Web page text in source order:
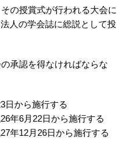
の授賞式が行われる大会に
人の学会誌に総説として投
承認を得なければならな
から施行する
6月22日から施行する
12月26日から施行する